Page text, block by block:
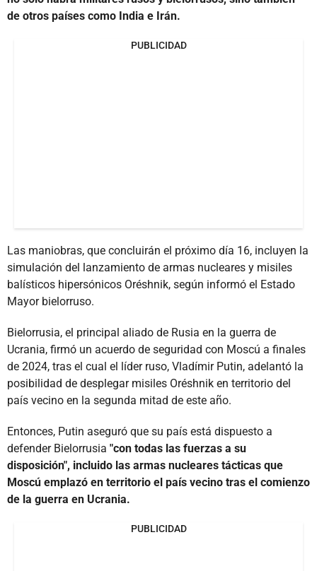
de otros países como India e Irán.
PUBLICIDAD
Las maniobras, que concluirán el próximo día 16, incluyen la
simulación del lanzamiento de armas nucleares y misiles
balísticos hipersónicos Oréshnik, según informó el Estado
Mayor bielorruso.
Bielorrusia, el principal aliado de Rusia en la guerra de
Ucrania, firmó un acuerdo de seguridad con Moscú a finales
de 2024, tras el cual el líder ruso, Vladímir Putin, adelantó la
posibilidad de desplegar misiles Oréshnik en territorio del
país vecino en la segunda mitad de este año.
Entonces, Putin aseguró que su país está dispuesto a
defender Bielorrusia "con todas las fuerzas a su
disposición", incluido las armas nucleares tácticas que
Moscú emplazó en territorio el país vecino tras el comienzo
de la guerra en Ucrania.
PUBLICIDAD